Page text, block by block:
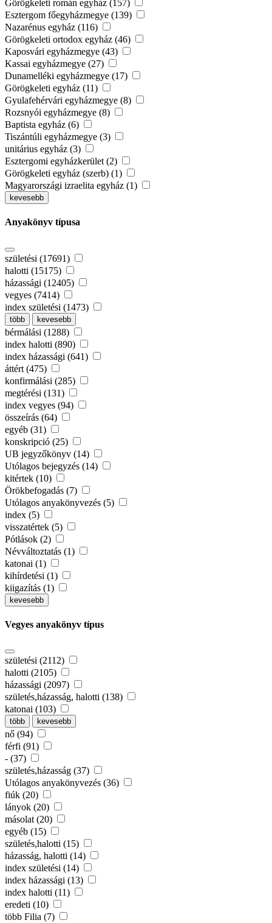
Görögkeleti román egyház (157)
Esztergom főegyházmegye (139)
Nazarénus egyház (116)
Görögkeleti ortodox egyház (46)
Kaposvári egyházmegye (43)
Kassai egyházmegye (27)
Dunamelléki egyházmegye (17)
Görögkeleti egyház (11)
Gyulafehérvári egyházmegye (8)
Rozsnyói egyházmegye (8)
Baptista egyház (6)
Tiszántúli egyházmegye (3)
unitárius egyház (3)
Esztergomi egyházkerület (2)
Görögkeleti egyház (szerb) (1)
Magyarországi izraelita egyház (1)
kevesebb
Anyakönyv típusa
születési (17691)
halotti (15175)
házassági (12405)
vegyes (7414)
index születési (1473)
több kevesebb
bérmálási (1288)
index halotti (890)
index házassági (641)
áttért (475)
konfirmálási (285)
megtérési (131)
index vegyes (94)
összeírás (64)
egyéb (31)
konskripció (25)
UB jegyzőkönyv (14)
Utólagos bejegyzés (14)
kitértek (10)
Örökbefogadás (7)
Utólagos anyakönyvezés (5)
index (5)
visszatértek (5)
Pótlások (2)
Névváltoztatás (1)
katonai (1)
kihírdetési (1)
kiigazítás (1)
kevesebb
Vegyes anyakönyv típus
születési (2112)
halotti (2105)
házassági (2097)
születés,házasság, halotti (138)
katonai (103)
több kevesebb
nő (94)
férfi (91)
- (37)
születés,házasság (37)
Utólagos anyakönyvezés (36)
fiúk (20)
lányok (20)
másolat (20)
egyéb (15)
születés,halotti (15)
házasság, halotti (14)
index születési (14)
index házassági (13)
index halotti (11)
eredeti (10)
több Filia (7)